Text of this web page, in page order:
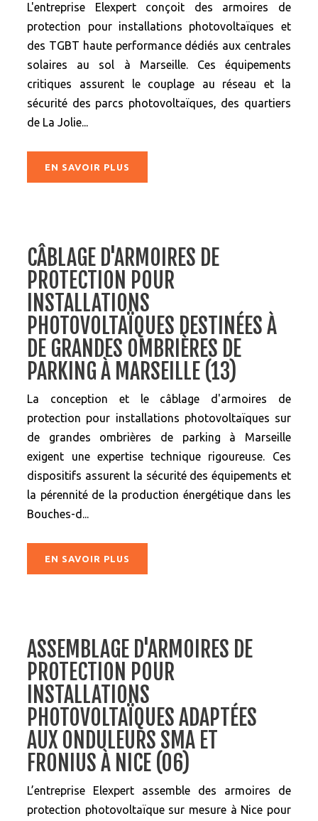
L'entreprise Elexpert conçoit des armoires de
protection pour installations photovoltaïques et
des TGBT haute performance dédiés aux centrales
solaires au sol à Marseille. Ces équipements
critiques assurent le couplage au réseau et la
sécurité des parcs photovoltaïques, des quartiers
de La Jolie...
EN SAVOIR PLUS
CÂBLAGE D'ARMOIRES DE
PROTECTION POUR
INSTALLATIONS
PHOTOVOLTAÏQUES DESTINÉES À
DE GRANDES OMBRIÈRES DE
PARKING À MARSEILLE (13)
La conception et le câblage d'armoires de
protection pour installations photovoltaïques sur
de grandes ombrières de parking à Marseille
exigent une expertise technique rigoureuse. Ces
dispositifs assurent la sécurité des équipements et
la pérennité de la production énergétique dans les
Bouches-d...
EN SAVOIR PLUS
ASSEMBLAGE D'ARMOIRES DE
PROTECTION POUR
INSTALLATIONS
PHOTOVOLTAÏQUES ADAPTÉES
AUX ONDULEURS SMA ET
FRONIUS À NICE (06)
L’entreprise Elexpert assemble des armoires de
protection photovoltaïque sur mesure à Nice pour